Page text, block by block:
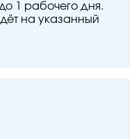
1 рабочего дня.
на указанный